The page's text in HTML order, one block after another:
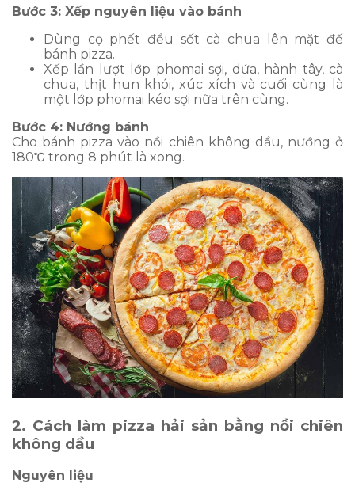
Bước 3: Xếp nguyên liệu vào bánh
Dùng cọ phết đều sốt cà chua lên mặt đế
bánh pizza.
Xếp lần lượt lớp phomai sợi, dứa, hành tây, cà
chua, thịt hun khói, xúc xích và cuối cùng là
một lớp phomai kéo sợi nữa trên cùng.
Bước 4: Nướng bánh
Cho bánh pizza vào nồi chiên không dầu, nướng ở
180℃ trong 8 phút là xong.
2. Cách làm pizza hải sản bằng nồi chiên
không dầu
Nguyên liệu